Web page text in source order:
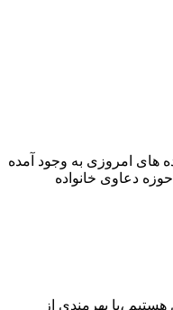
های امروزی به وجود آمده
دعاوی خانواده
،با بهرمندی از